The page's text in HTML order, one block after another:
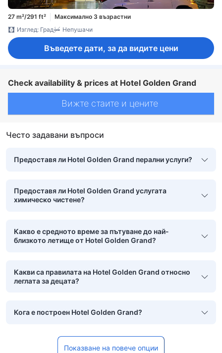
27 m²/291 ft²
Максимално 3 възрастни
Изглед: Град
Непушачи
Въведете дати, за да видите цени
Check availability & prices at Hotel Golden Grand
Вижте стаите и цените
Често задавани въпроси
Предоставя ли Hotel Golden Grand перални услуги?
Предоставя ли Hotel Golden Grand услугата
химическо чистене?
Какво е средното време за пътуване до най-
близкото летище от Hotel Golden Grand?
Какви са правилата на Hotel Golden Grand относно
леглата за децата?
Кога е построен Hotel Golden Grand?
Показване на повече опции